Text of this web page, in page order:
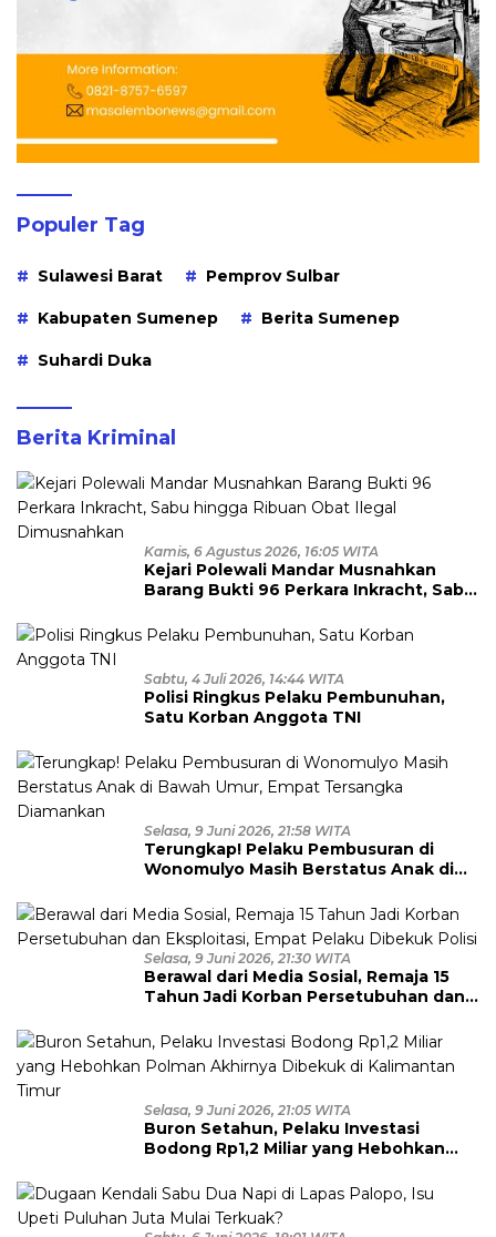
Populer Tag
Sulawesi Barat Pemprov Sulbar
Kabupaten Sumenep Berita Sumenep
Suhardi Duka
Berita Kriminal
Kamis, 6 Agustus 2026, 16:05 WITA
Kejari Polewali Mandar Musnahkan
Barang Bukti 96 Perkara Inkracht, Sabu
Dimusnahkan
Sabtu, 4 Juli 2026, 14:44 WITA
Polisi Ringkus Pelaku Pembunuhan,
Satu Korban Anggota TNI
Selasa, 9 Juni 2026, 21:58 WITA
Terungkap! Pelaku Pembusuran di
Wonomulyo Masih Berstatus Anak di
Diamankan
Selasa, 9 Juni 2026, 21:30 WITA
Berawal dari Media Sosial, Remaja 15
Tahun Jadi Korban Persetubuhan dan
Polisi
Selasa, 9 Juni 2026, 21:05 WITA
Buron Setahun, Pelaku Investasi
Bodong Rp1,2 Miliar yang Hebohkan
Kalimantan Timur